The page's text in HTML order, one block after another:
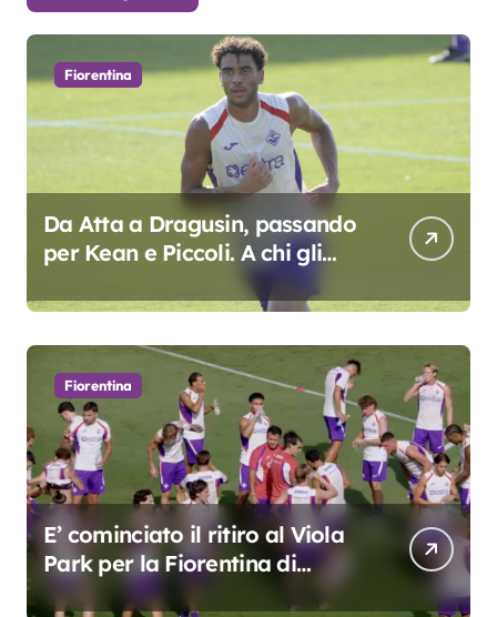
Fiorentina
Da Atta a Dragusin, passando
per Kean e Piccoli. A chi gli
oscar del precampionato?
Fiorentina
E’ cominciato il ritiro al Viola
Park per la Fiorentina di
Grosso